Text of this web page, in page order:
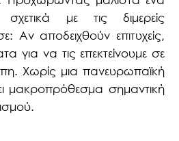
με τις διμερείς
Αν αποδειχθούν επιτυχείς,
για να τις επεκτείνουμε σε
Χωρίς μια πανευρωπαϊκή
μακροπρόθεσμα σημαντική